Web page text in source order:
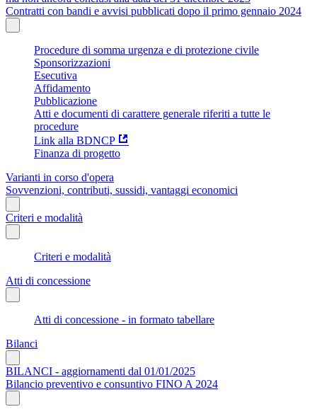
Contratti con bandi e avvisi pubblicati dopo il primo gennaio 2024
Procedure di somma urgenza e di protezione civile
Sponsorizzazioni
Esecutiva
Affidamento
Pubblicazione
Atti e documenti di carattere generale riferiti a tutte le
procedure
Link alla BDNCP
Finanza di progetto
Varianti in corso d'opera
Sovvenzioni, contributi, sussidi, vantaggi economici
Criteri e modalità
Criteri e modalità
Atti di concessione
Atti di concessione - in formato tabellare
Bilanci
BILANCI - aggiornamenti dal 01/01/2025
Bilancio preventivo e consuntivo FINO A 2024